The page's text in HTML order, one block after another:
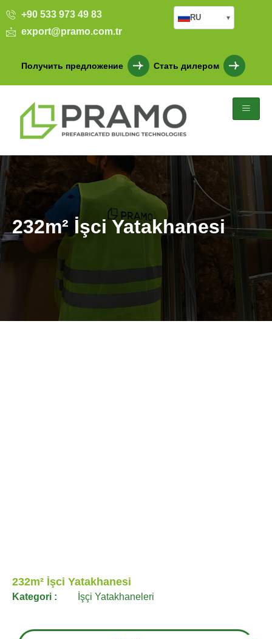
+90 533 973 49 83
export@pramo.com.tr
Получить предложение Стать дилером
RU ▾
232m² İşci Yatakhanesi
232m² İşci Yatakhanesi
Kategori : İşçi Yatakhaneleri